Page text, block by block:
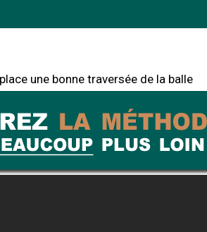
une bonne traversée de la balle